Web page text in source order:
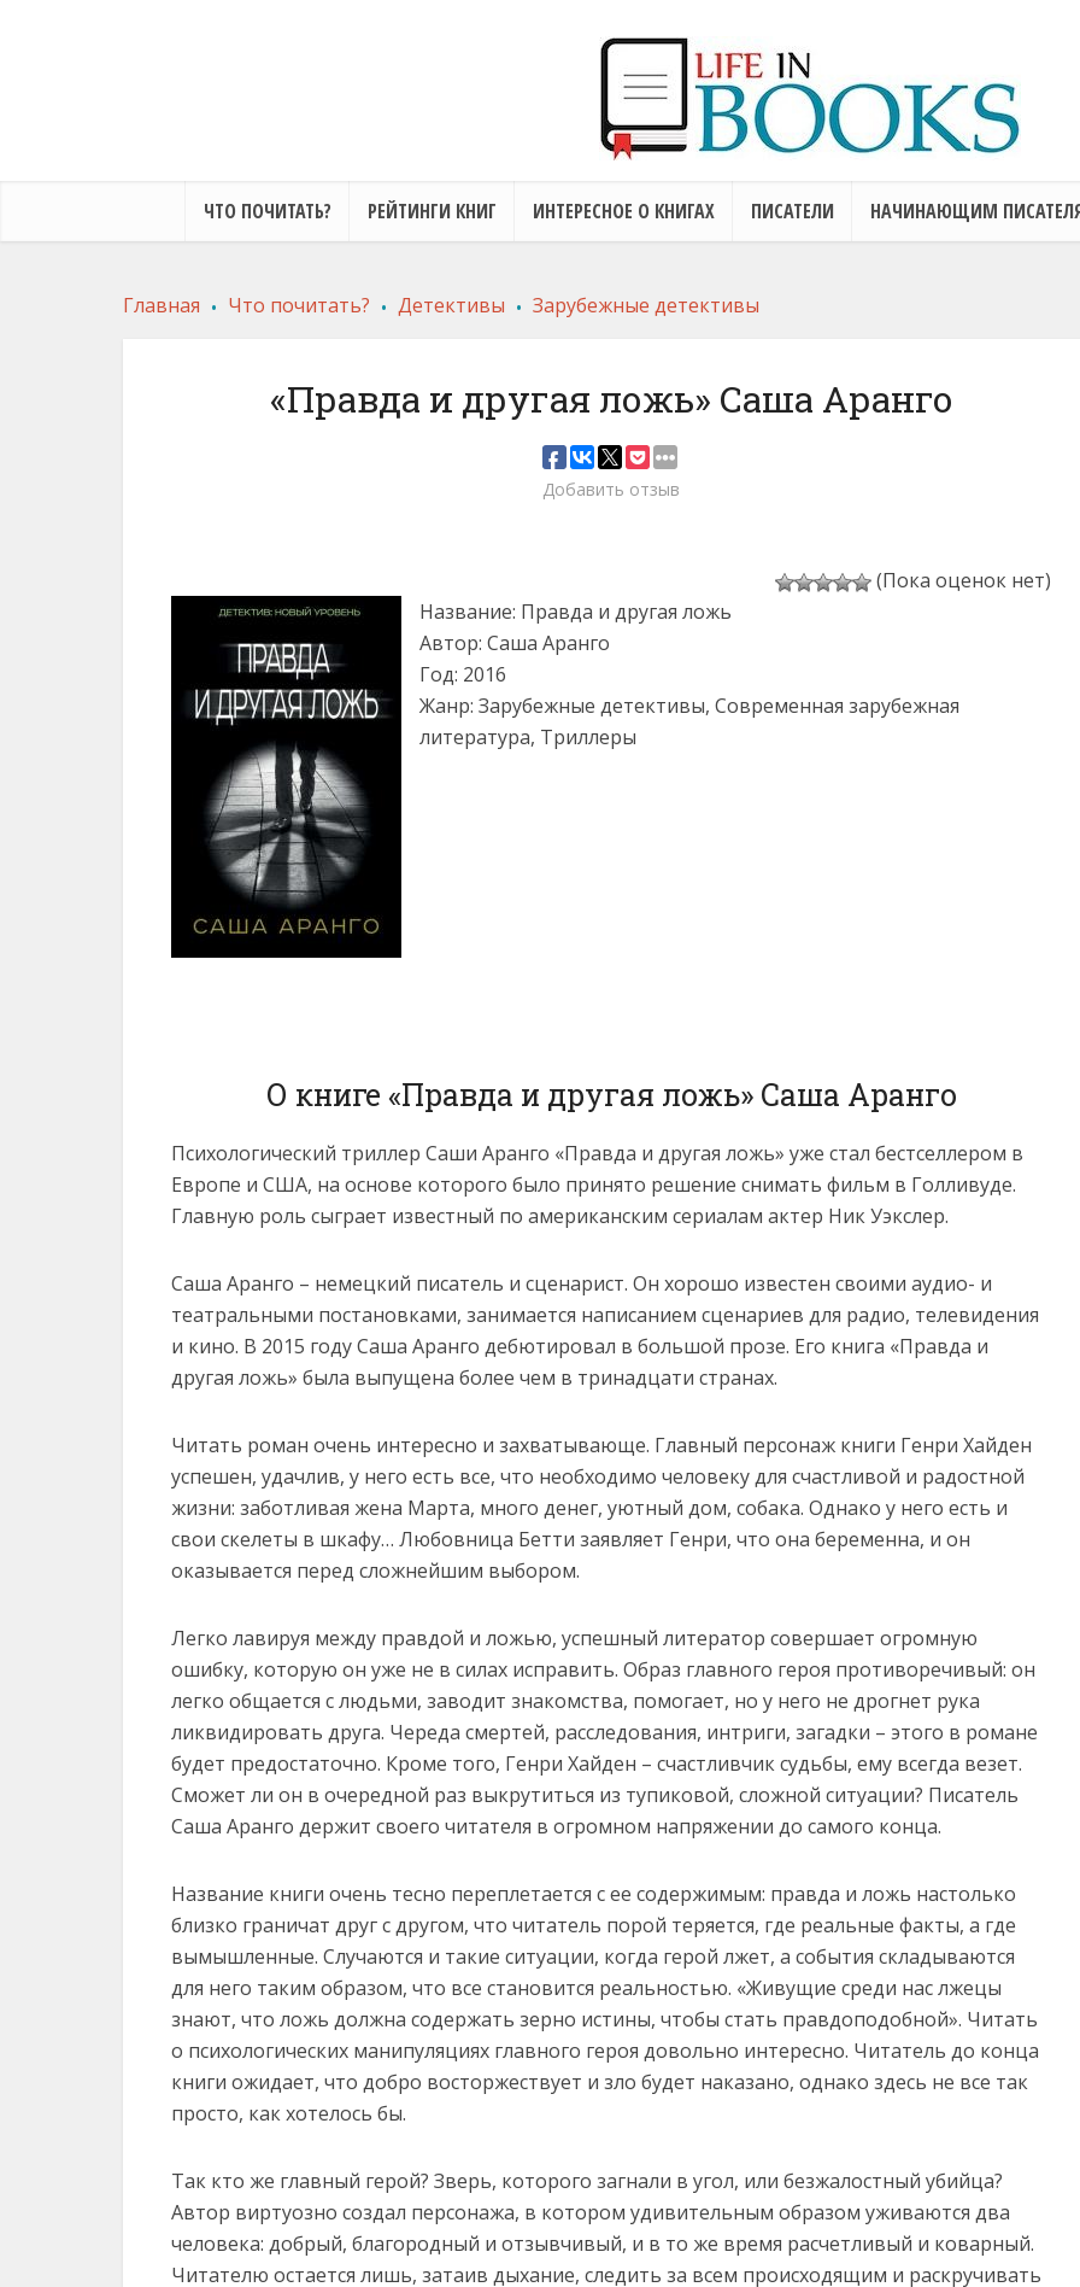
ЧТО ПОЧИТАТЬ? РЕЙТИНГИ КНИГ ИНТЕРЕСНОЕ О КНИГАХ ПИСАТЕЛИ НАЧИНАЮЩИМ
Главная . Что почитать? . Детективы . Зарубежные детективы
«Правда и другая ложь» Саша Аранго
Добавить отзыв
(Пока оценок нет)
Название: Правда и другая ложь
Автор: Саша Аранго
Год: 2016
Жанр: Зарубежные детективы, Современная зарубежная
литература, Триллеры
О книге «Правда и другая ложь» Саша Аранго
Психологический триллер Саши Аранго «Правда и другая ложь» уже стал бестселлером в
Европе и США, на основе которого было принято решение снимать фильм в Голливуде.
Главную роль сыграет известный по американским сериалам актер Ник Уэкслер.
Саша Аранго – немецкий писатель и сценарист. Он хорошо известен своими аудио- и
театральными постановками, занимается написанием сценариев для радио, телевидения
и кино. В 2015 году Саша Аранго дебютировал в большой прозе. Его книга «Правда и
другая ложь» была выпущена более чем в тринадцати странах.
Читать роман очень интересно и захватывающе. Главный персонаж книги Генри Хайден
успешен, удачлив, у него есть все, что необходимо человеку для счастливой и радостной
жизни: заботливая жена Марта, много денег, уютный дом, собака. Однако у него есть и
свои скелеты в шкафу… Любовница Бетти заявляет Генри, что она беременна, и он
оказывается перед сложнейшим выбором.
Легко лавируя между правдой и ложью, успешный литератор совершает огромную
ошибку, которую он уже не в силах исправить. Образ главного героя противоречивый: он
легко общается с людьми, заводит знакомства, помогает, но у него не дрогнет рука
ликвидировать друга. Череда смертей, расследования, интриги, загадки – этого в романе
будет предостаточно. Кроме того, Генри Хайден – счастливчик судьбы, ему всегда везет.
Сможет ли он в очередной раз выкрутиться из тупиковой, сложной ситуации? Писатель
Саша Аранго держит своего читателя в огромном напряжении до самого конца.
Название книги очень тесно переплетается с ее содержимым: правда и ложь настолько
близко граничат друг с другом, что читатель порой теряется, где реальные факты, а где
вымышленные. Случаются и такие ситуации, когда герой лжет, а события складываются
для него таким образом, что все становится реальностью. «Живущие среди нас лжецы
знают, что ложь должна содержать зерно истины, чтобы стать правдоподобной». Читать
о психологических манипуляциях главного героя довольно интересно. Читатель до конца
книги ожидает, что добро восторжествует и зло будет наказано, однако здесь не все так
просто, как хотелось бы.
Так кто же главный герой? Зверь, которого загнали в угол, или безжалостный убийца?
Автор виртуозно создал персонажа, в котором удивительным образом уживаются два
человека: добрый, благородный и отзывчивый, и в то же время расчетливый и коварный.
Читателю остается лишь, затаив дыхание, следить за всем происходящим и раскручивать